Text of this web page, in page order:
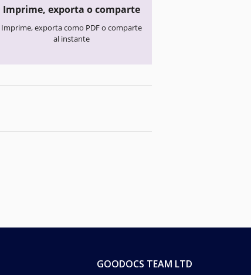
Imprime, exporta o comparte
Imprime, exporta como PDF o comparte
al instante
GOODOCS TEAM LTD